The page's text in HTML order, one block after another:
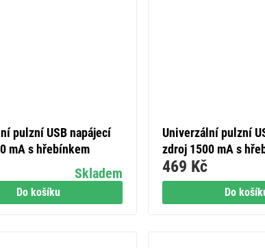
Do košíku
pulzní USB napájecí
mA s hřebínkem
Skladem
Do
Univerzální pulzní
zdroj 1500 mA s
469 Kč